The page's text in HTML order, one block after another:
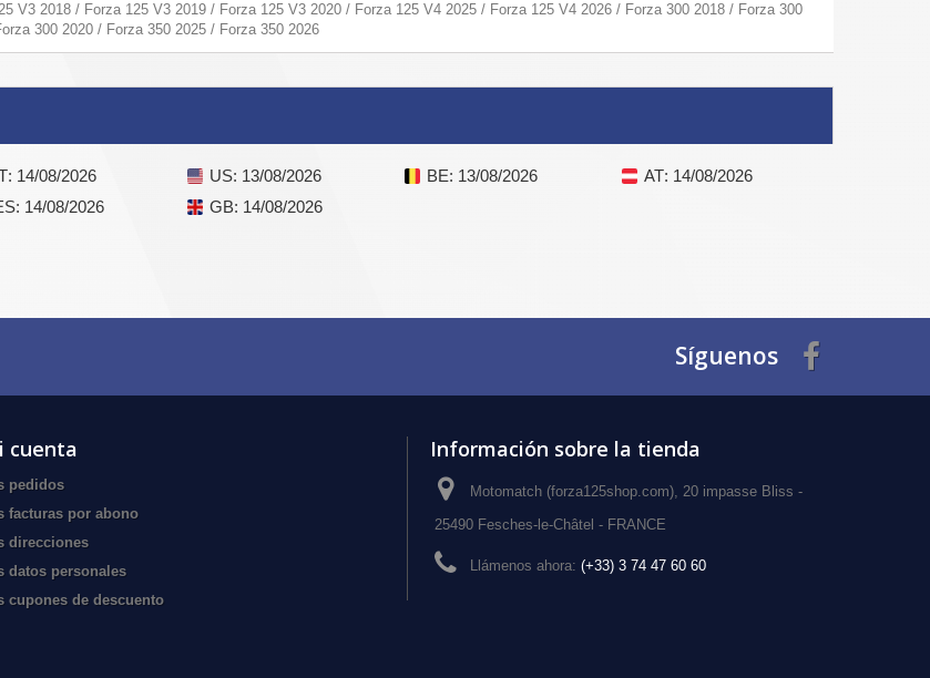
V3 2018 / Forza 125 V3 2019 / Forza 125 V3 2020 / Forza 125 V4 2025 / Forza 125 V4 2026 / Forza 300 2018 / Forza 300
300 2020 / Forza 350 2025 / Forza 350 2026
: 14/08/2026 US: 13/08/2026 BE: 13/08/2026 AT: 14/08/2026
: 14/08/2026 GB: 14/08/2026
Síguenos
cuenta
pedidos
facturas por abono
direcciones
datos personales
cupones de descuento
Información sobre la tienda
Motomatch (forza125shop.com), 20 impasse Bliss -
25490 Fesches-le-Châtel - FRANCE
Llámenos ahora: (+33) 3 74 47 60 60